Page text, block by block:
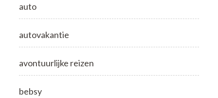
auto
autovakantie
avontuurlijke reizen
bebsy